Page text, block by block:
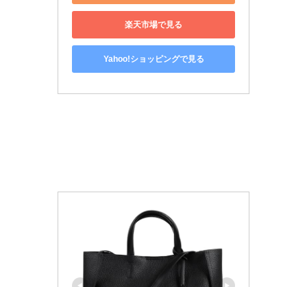
楽天市場で見る
Yahoo!ショッピングで見る